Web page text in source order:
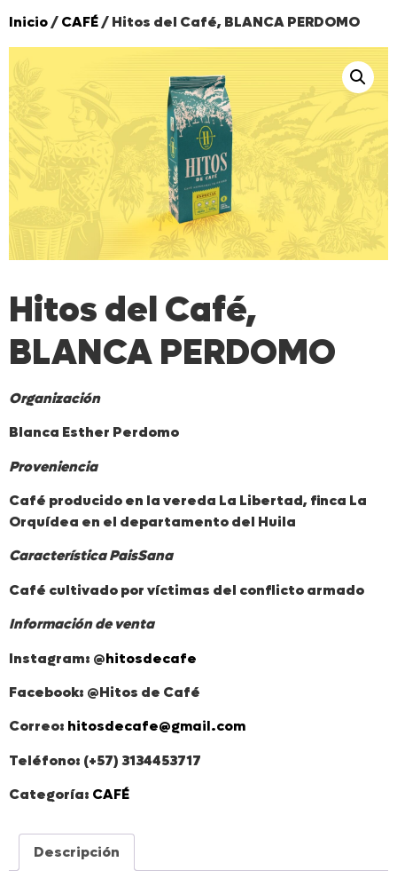
Inicio/CAFÉ/ Hitos del Café, BLANCA PERDOMO
Hitos del Café,
BLANCA PERDOMO
Organización
Blanca Esther Perdomo
Proveniencia
Café producido en la vereda La Libertad, finca La
Orquídea en el departamento del Huila
Característica PaisSana
Café cultivado por víctimas del conflicto armado
Información de venta
Instagram: @hitosdecafe
Facebook: @Hitos de Café
Correo: hitosdecafe@gmail.com
Teléfono: (+57) 3134453717
Categoría: CAFÉ
Descripción